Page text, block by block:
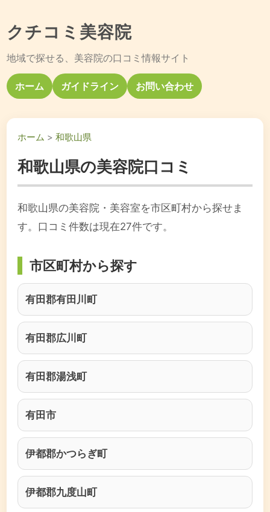
クチコミ美容院
地域で探せる、美容院の口コミ情報サイト
ホーム ガイドライン お問い合わせ
ホーム >和歌山県
和歌山県の美容院口コミ
和歌山県の美容院・美容室を市区町村から探せま
す。口コミ件数は現在27件です。
市区町村から探す
有田郡有田川町
有田郡広川町
有田郡湯浅町
有田市
伊都郡かつらぎ町
伊都郡九度山町